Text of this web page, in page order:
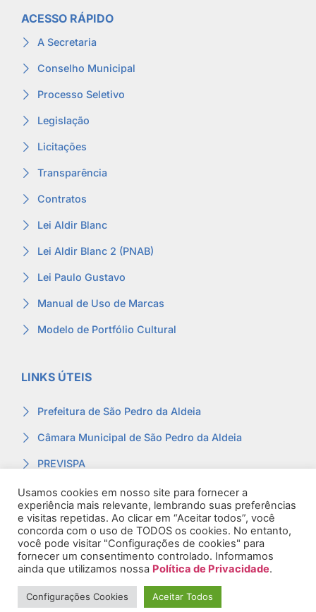
ACESSO RÁPIDO
A Secretaria
Conselho Municipal
Processo Seletivo
Legislação
Licitações
Transparência
Contratos
Lei Aldir Blanc
Lei Aldir Blanc 2 (PNAB)
Lei Paulo Gustavo
Manual de Uso de Marcas
Modelo de Portfólio Cultural
LINKS ÚTEIS
Prefeitura de São Pedro da Aldeia
Câmara Municipal de São Pedro da Aldeia
PREVISPA
Ouvidoria
Contracheque
Webmail
Usamos cookies em nosso site para fornecer a
experiência mais relevante, lembrando suas preferências
e visitas repetidas. Ao clicar em “Aceitar todos”, você
concorda com o uso de TODOS os cookies. No entanto,
você pode visitar "Configurações de cookies" para
fornecer um consentimento controlado. Informamos
ainda que utilizamos nossa Política de Privacidade.
Configurações Cookies Aceitar Todos